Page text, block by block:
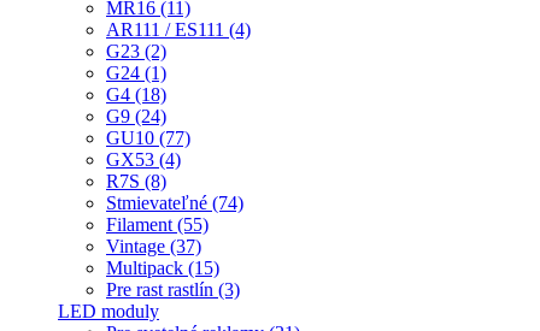
MR16 (11)
AR111 / ES111 (4)
G23 (2)
G24 (1)
G4 (18)
G9 (24)
GU10 (77)
GX53 (4)
R7S (8)
Stmievateľné (74)
Filament (55)
Vintage (37)
Multipack (15)
Pre rast rastlín (3)
LED moduly